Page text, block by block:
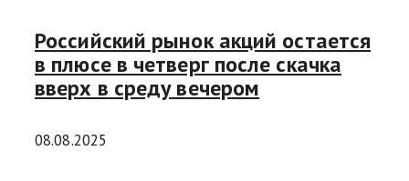
Российский рынок акций остается
в плюсе в четверг после скачка
вверх в среду вечером
08.08.2025